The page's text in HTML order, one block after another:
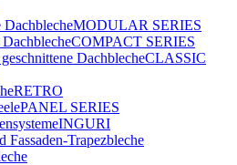
MODULAR SERIES
COMPACT SERIES
DachblecheCLASSIC
RETRO
PANEL SERIES
INGURI
Fassaden-Trapezbleche